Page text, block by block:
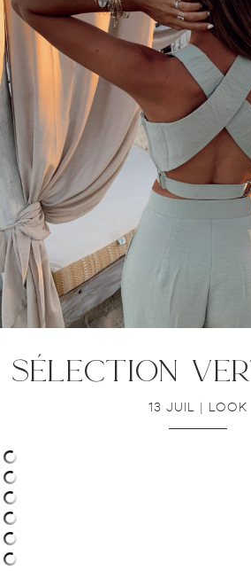
sélection
13 JUIL | LOOK